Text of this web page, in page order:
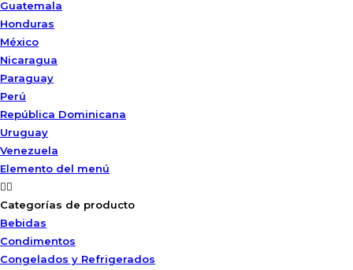
Guatemala
Honduras
México
Nicaragua
Paraguay
Perú
República Dominicana
Uruguay
Venezuela
Elemento del menú
Categorías de producto
Bebidas
Condimentos
Congelados y Refrigerados